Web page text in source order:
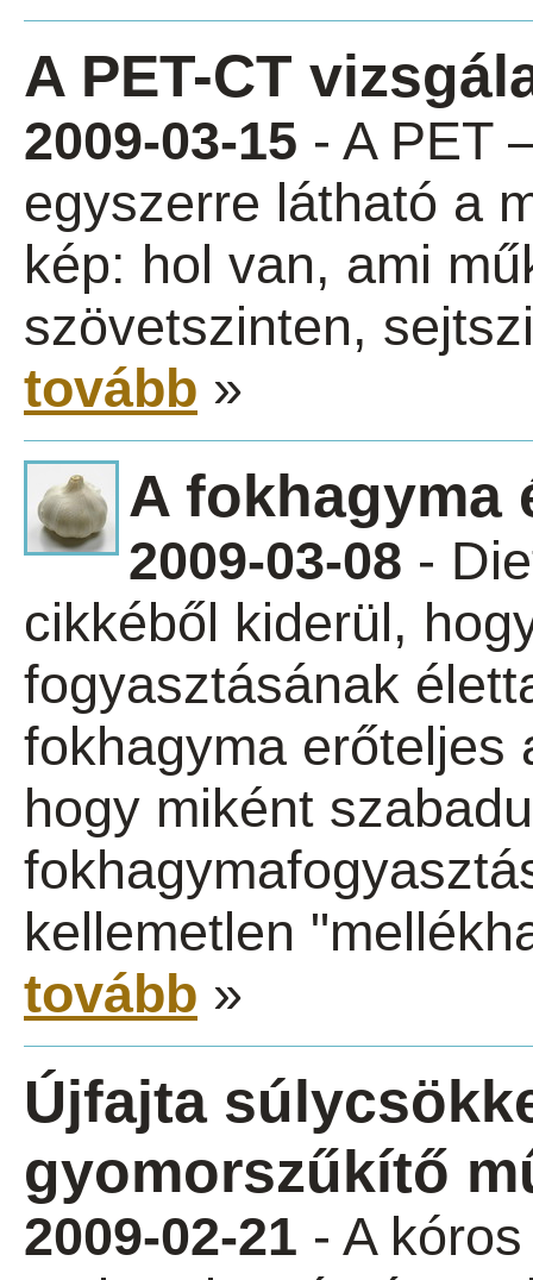
A PET-CT
2009-03-15 - A PET
egyszerre látható a
kép: hol van, ami
szövetszinten,
tovább »
A fokhagyma
2009-03-08 -
cikkéből kiderül,
fogyasztásának
fokhagyma erőteljes
hogy miként
kellemetlen
tovább »
Újfajta
gyomorszűkítő
2009-02-21 - A